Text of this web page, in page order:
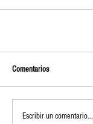
Comentarios
Escribir un comentario...